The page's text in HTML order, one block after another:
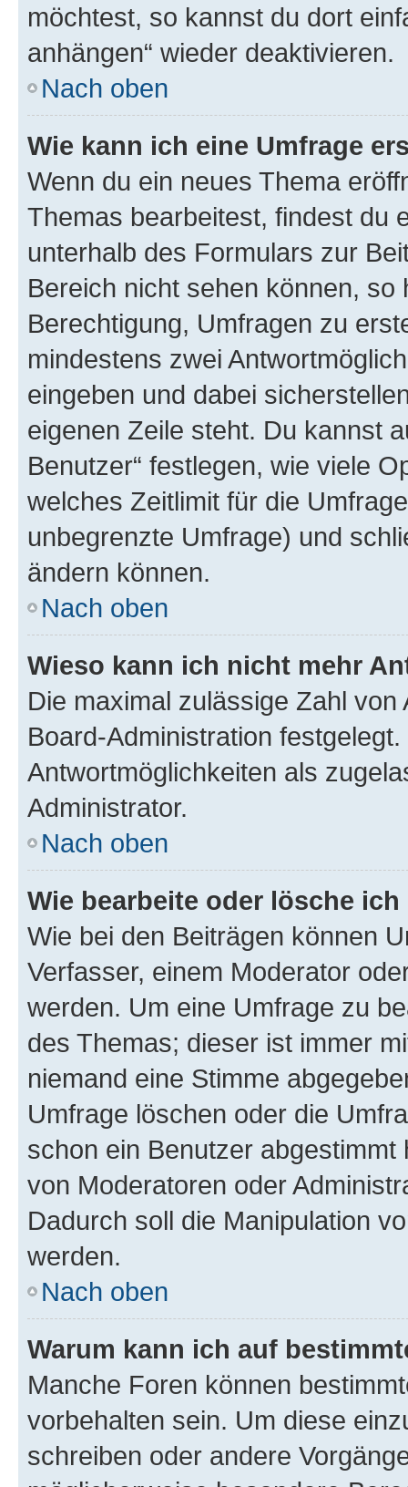
möchtest, so kannst du dort
anhängen“ wieder deaktivieren.
Nach oben
Wie kann ich eine Umfrage
Wenn du ein neues Thema
Themas bearbeitest, findest du
unterhalb des Formulars zur
Bereich nicht sehen können,
Berechtigung, Umfragen zu
mindestens zwei
eingeben und dabei
eigenen Zeile steht. Du kannst
Benutzer“ festlegen, wie viele
welches Zeitlimit für die
unbegrenzte Umfrage) und
ändern können.
Nach oben
Wieso kann ich nicht mehr
Die maximal zulässige Zahl
Board-Administration
Antwortmöglichkeiten als
Administrator.
Nach oben
Wie bearbeite oder lösche
Wie bei den Beiträgen können
Verfasser, einem Moderator
werden. Um eine Umfrage zu
des Themas; dieser ist immer
niemand eine Stimme
Umfrage löschen oder die
schon ein Benutzer
von Moderatoren oder
Dadurch soll die Manipulation
werden.
Nach oben
Warum kann ich auf
Manche Foren können
vorbehalten sein. Um diese
schreiben oder andere